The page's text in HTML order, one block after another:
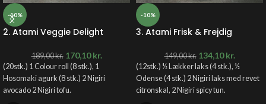
-10%
2. Atami Veggie Delight
189,00kr. 170,10kr.
(20stk.) 1 Colour roll (8 stk.), 1
Hosomaki agurk (8 stk.) 2 Nigiri
avocado 2 Nigiri tofu.
-10%
3. Atami Frisk & Frejdig
149,00kr. 134,10kr.
(12stk.) ½ Lækker laks (4 stk.), ½
Odense (4 stk.) 2 Nigiri laks med revet
citronskal, 2 Nigiri spicy tun.